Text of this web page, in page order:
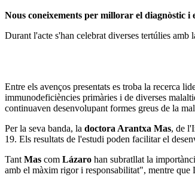
Nous coneixements per millorar el diagnòstic i
Durant l'acte s'han celebrat diverses tertúlies
Entre els avenços presentats es troba la recerca
immunodeficiències primàries i de diverses
continuaven desenvolupant formes greus de la
Per la seva banda, la doctora Arantxa Mas, de
19. Els resultats de l'estudi poden facilitar el
Tant Mas com Lázaro han subratllat la
amb el màxim rigor i responsabilitat", mentre que